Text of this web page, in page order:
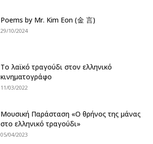
Poems by Mr. Kim Eon (金 言)
29/10/2024
Το λαϊκό τραγούδι στον ελληνικό
κινηματογράφο
11/03/2022
Μουσική Παράσταση «Ο θρήνος της μάνας
στο ελληνικό τραγούδι»
05/04/2023